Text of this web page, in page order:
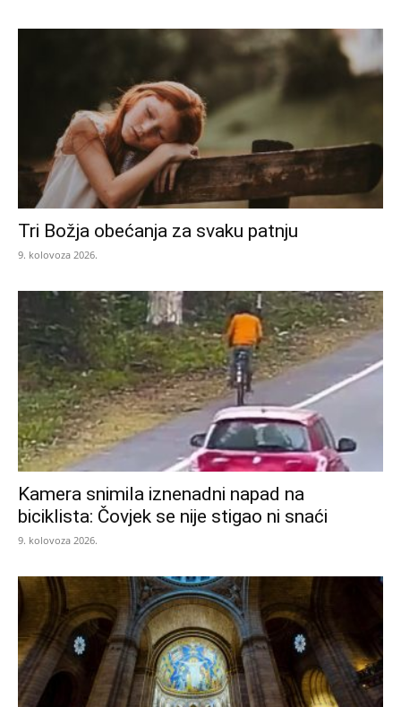
Tri Božja obećanja za svaku patnju
9. kolovoza 2026.
Kamera snimila iznenadni napad na
biciklista: Čovjek se nije stigao ni snaći
9. kolovoza 2026.